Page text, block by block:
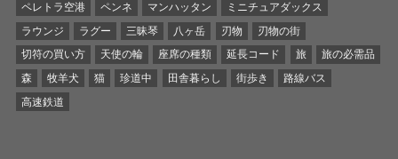
ペレトラ空港
ペンネ マンハッタン
ミニチュアダックス
ラウンジ
ラグー 三昧琴 八ヶ岳 刃物
刃物の街
切符の買い方
天使の輪 座席の種類 延長コード 旅
旅の必需品
森
牧羊犬 猫 珍道中 田舎暮らし 街歩き
路線バス
高速鉄道